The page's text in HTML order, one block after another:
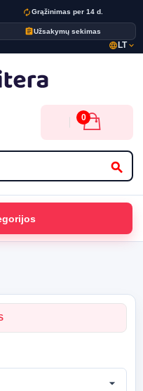
autorenewGrąžinimas per 14 d.
assignmentUžsakymų sekimas
language LTexpand_more
search
0
arrow_drop_down